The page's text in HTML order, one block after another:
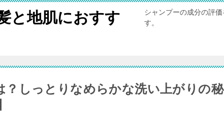
と地肌におすす
シャンプーの成分の評
す。
しっとりなめらかな洗い上がりの